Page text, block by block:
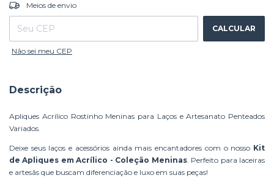
Entregas para o CEP:
Meios de envio
CALCULAR
Não sei meu CEP
Descrição
Apliques Acrílico Rostinho Meninas para Laços e Artesanato Penteados
Variados.
Deixe seus laços e acessórios ainda mais encantadores com o nosso Kit
de Apliques em Acrílico - Coleção Meninas. Perfeito para laceiras
e artesãs que buscam diferenciação e luxo em suas peças!